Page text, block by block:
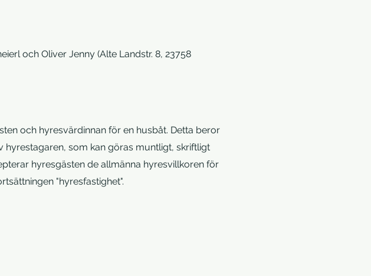
och Oliver Jenny (Alte Landstr. 8, 23758
och hyresvärdinnan för en husbåt. Detta beror
som kan göras muntligt, skriftligt
hyresgästen de allmänna hyresvillkoren för
"hyresfastighet".